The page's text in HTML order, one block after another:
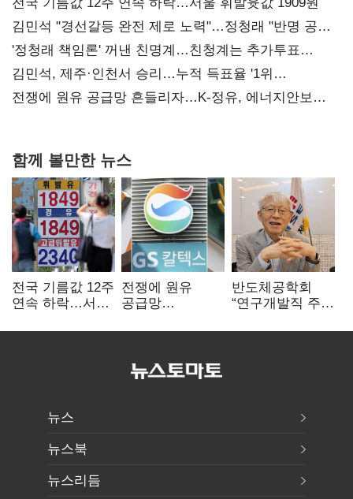
김민석 "경선갈등 완전 제로 노력"…정청래 "반명 공세
사과부터"
'정청래 책임론' 꺼낸 친명계…친청계는 추가투표
때리기
김민석, 제주·인천서 승리…누적 득표율 '1위
탈환'(종합)
전쟁에 원유 공급망 흔들리자…K-정유, 에너지안보
함께 볼만한 뉴스
전국 기름값 12주
연속 하락…서울
전쟁에 원유
공급망
정유, 에너지안보
반도체공학회
“연구개발직 주
개선해야”
뉴스
뉴스북
뉴스리듬